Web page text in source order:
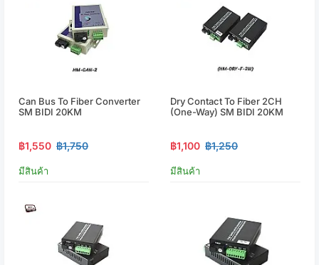
Can Bus To Fiber Converter
SM BIDI 20KM
฿1,550 ฿1,750
มีสินค้า
Dry Contact To Fiber 2CH
(One-Way) SM BIDI 20KM
฿1,100 ฿1,250
มีสินค้า